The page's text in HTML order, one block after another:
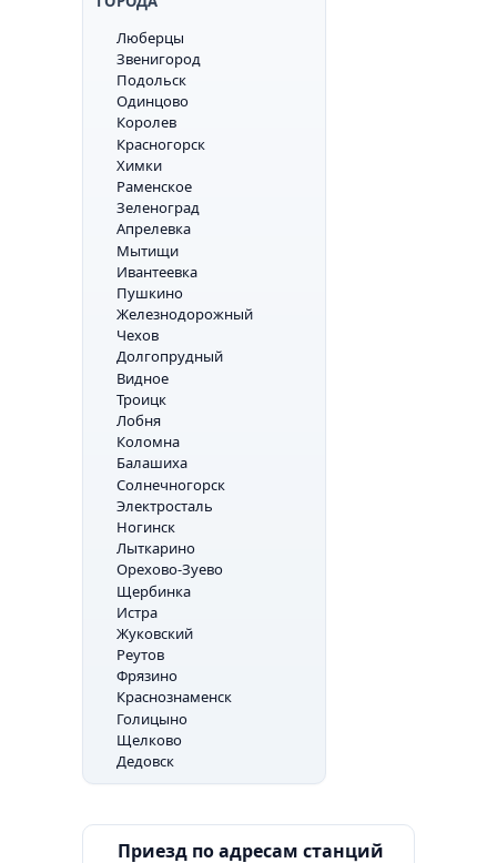
Люберцы
Звенигород
Подольск
Одинцово
Королев
Красногорск
Химки
Раменское
Зеленоград
Апрелевка
Мытищи
Ивантеевка
Пушкино
Железнодорожный
Чехов
Долгопрудный
Видное
Троицк
Лобня
Коломна
Балашиха
Солнечногорск
Электросталь
Ногинск
Лыткарино
Орехово-Зуево
Щербинка
Истра
Жуковский
Реутов
Фрязино
Краснознаменск
Голицыно
Щелково
Дедовск
Приезд по адресам станций